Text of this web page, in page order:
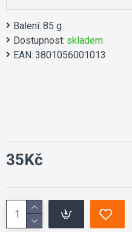
Balení: 85 g
Dostupnost: skladem
EAN: 3801056001013
35Kč